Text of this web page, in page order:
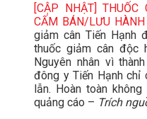
[CẬP NHẬT]
CẤM BÁN/LƯU HÀNH
giảm cân Tiến Hạnh
thuốc giảm cân độc
Nguyên nhân vì
đông y Tiến Hạnh chỉ
lẫn. Hoàn toàn
quảng cáo – Trích